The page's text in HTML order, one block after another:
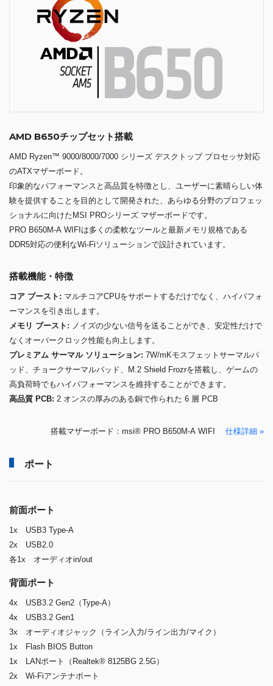
AMD B650チップセット搭載
AMD Ryzen™ 9000/8000/7000 シリーズ デスクトップ プロセッサ対応
のATXマザーボード。
印象的なパフォーマンスと高品質を特徴とし、ユーザーに素晴らしい体
験を提供することを目的として開発された、あらゆる分野のプロフェッ
ショナルに向けたMSI PROシリーズ マザーボードです。
PRO B650M-A WIFIは多くの柔軟なツールと最新メモリ規格である
DDR5対応の便利なWi-Fiソリューションで設計されています。
搭載機能・特徴
コア ブースト: マルチコアCPUをサポートするだけでなく、ハイパフォ
ーマンスを引き出します。
メモリ ブースト: ノイズの少ない信号を送ることができ、安定性だけで
なくオーバークロック性能も向上します。
プレミアム サーマル ソリューション: 7W/mKモスフェットサーマルパ
ッド、チョークサーマルパッド、M.2 Shield Frozrを搭載し、ゲームの
高負荷時でもハイパフォーマンスを維持することができます。
高品質 PCB: 2 オンスの厚みのある銅で作られた 6 層 PCB
搭載マザーボード：msi® PRO B650M-A WIFI 仕様詳細 »
ポート
前面ポート
1x USB3 Type-A
2x USB2.0
各1x オーディオin/out
背面ポート
4x USB3.2 Gen2（Type-A）
4x USB3.2 Gen1
3x オーディオジャック（ライン入力/ライン出力/マイク）
1x Flash BIOS Button
1x LANポート（Realtek® 8125BG 2.5G）
2x Wi-Fiアンテナポート